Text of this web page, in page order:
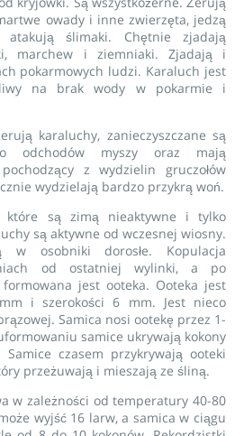
owady i inne zwierzęta, jedzą
ślimaki. Chętnie zjadają
marchew i ziemniaki. Zjadają i
pokarmowych ludzi. Karaluch jest
na brak wody w pokarmie i
karaluchy, zanieczyszczane są
odchodów myszy oraz mają
z wydzielin gruczołów
wydzielają bardzo przykrą woń.
które są zimą nieaktywne i tylko
są aktywne od wczesnej wiosny.
w osobniki dorosłe. Kopulacja
od ostatniej wylinki, a po
jest ooteka. Ooteka jest
i szerokości 6 mm. Jest nieco
Samica nosi ootekę przez 1-
samice ukrywają kokony
czasem przykrywają ooteki
przeżuwają i mieszają ze śliną.
w zależności od temperatury 40-80
wyjść 16 larw, a samica w ciągu